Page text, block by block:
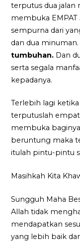
terputus dua jalan
membuka EMPAT
sempurna dari
dan dua
tumbuhan. Dan
serta segala
kepadanya.
Terlebih lagi
terputuslah empat
membuka
beruntung maka
itulah pintu-pintu
Masihkah Kita
Sungguh Maha
Allah tidak
mendapatkan
yang lebih baik